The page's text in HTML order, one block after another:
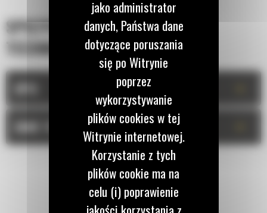
SPECYFIKACJA
TECHNICZNA
DANE TECHNICZNE
jako administrator
danych, Państwa dane
dotyczące poruszania
się po Witrynie
poprzez
wykorzystywanie
plików cookies w tej
Witrynie internetowej.
Korzystanie z tych
plików cookie ma na
celu (i) poprawienie